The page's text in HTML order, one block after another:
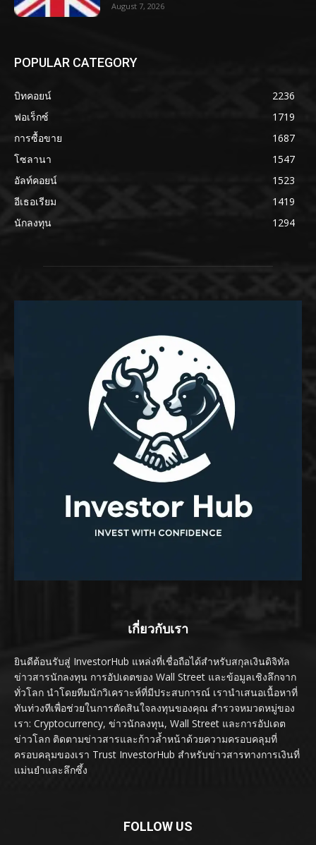
August 7, 2026
POPULAR CATEGORY
บิทคอยน์
2236
ฟอเร็กซ์
1719
การซื้อขาย
1687
โซลานา
1547
อัลท์คอยน์
1523
อีเธอเรียม
1419
นักลงทุน
1294
เกี่ยวกับเรา
ยินดีต้อนรับสู่ InvestorHub แหล่งที่เชื่อถือได้สำหรับสกุลเงินดิจิทัล
ข่าวสารนักลงทุน การอัปเดตของ Wall Street และข้อมูลเชิงลึกจาก
ทั่วโลก นำโดยทีมนักวิเคราะห์ที่มีประสบการณ์ เรานำเสนอเนื้อหาที่
ทันท่วงทีเพื่อช่วยในการตัดสินใจลงทุนของคุณ สำรวจหมวดหมู่ของ
เรา: Cryptocurrency, ข่าวนักลงทุน, Wall Street และการอัปเดต
ข่าวโลก ติดตามข่าวสารและก้าวล้ำหน้าด้วยความครอบคลุมที่
ครอบคลุมของเรา Trust InvestorHub สำหรับข่าวสารทางการเงินที่
แม่นยำและลึกซึ้ง
FOLLOW US